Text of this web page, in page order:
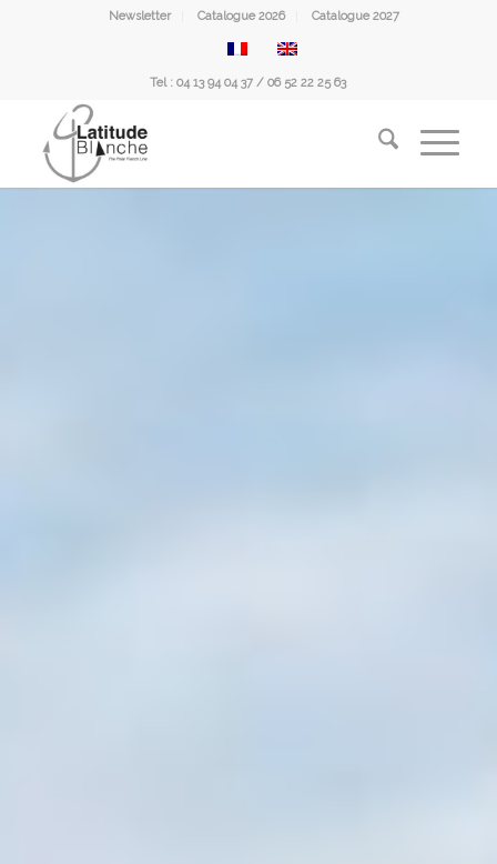
Newsletter Catalogue 2026 Catalogue 2027
Tel : 04 13 94 04 37 / 06 52 22 25 63